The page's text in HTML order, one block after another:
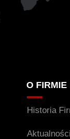
O FIRMIE
Historia